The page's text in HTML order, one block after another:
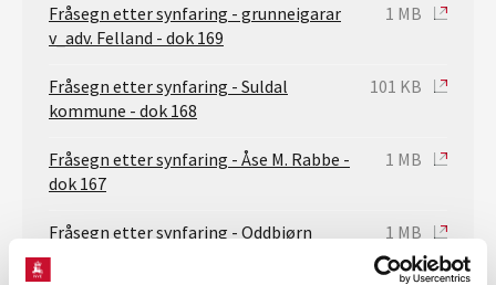
Fråsegn etter synfaring - grunneigarar
v_adv. Felland - dok 169
1 MB
Fråsegn etter synfaring - Suldal
kommune - dok 168
101 KB
Fråsegn etter synfaring - Åse M. Rabbe -
dok 167
1 MB
Fråsegn etter synfaring - Oddbjørn
Lynghammar - dok 166
1 MB